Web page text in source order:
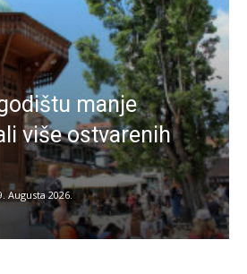
manje
više ostvarenih
Augusta 2026.